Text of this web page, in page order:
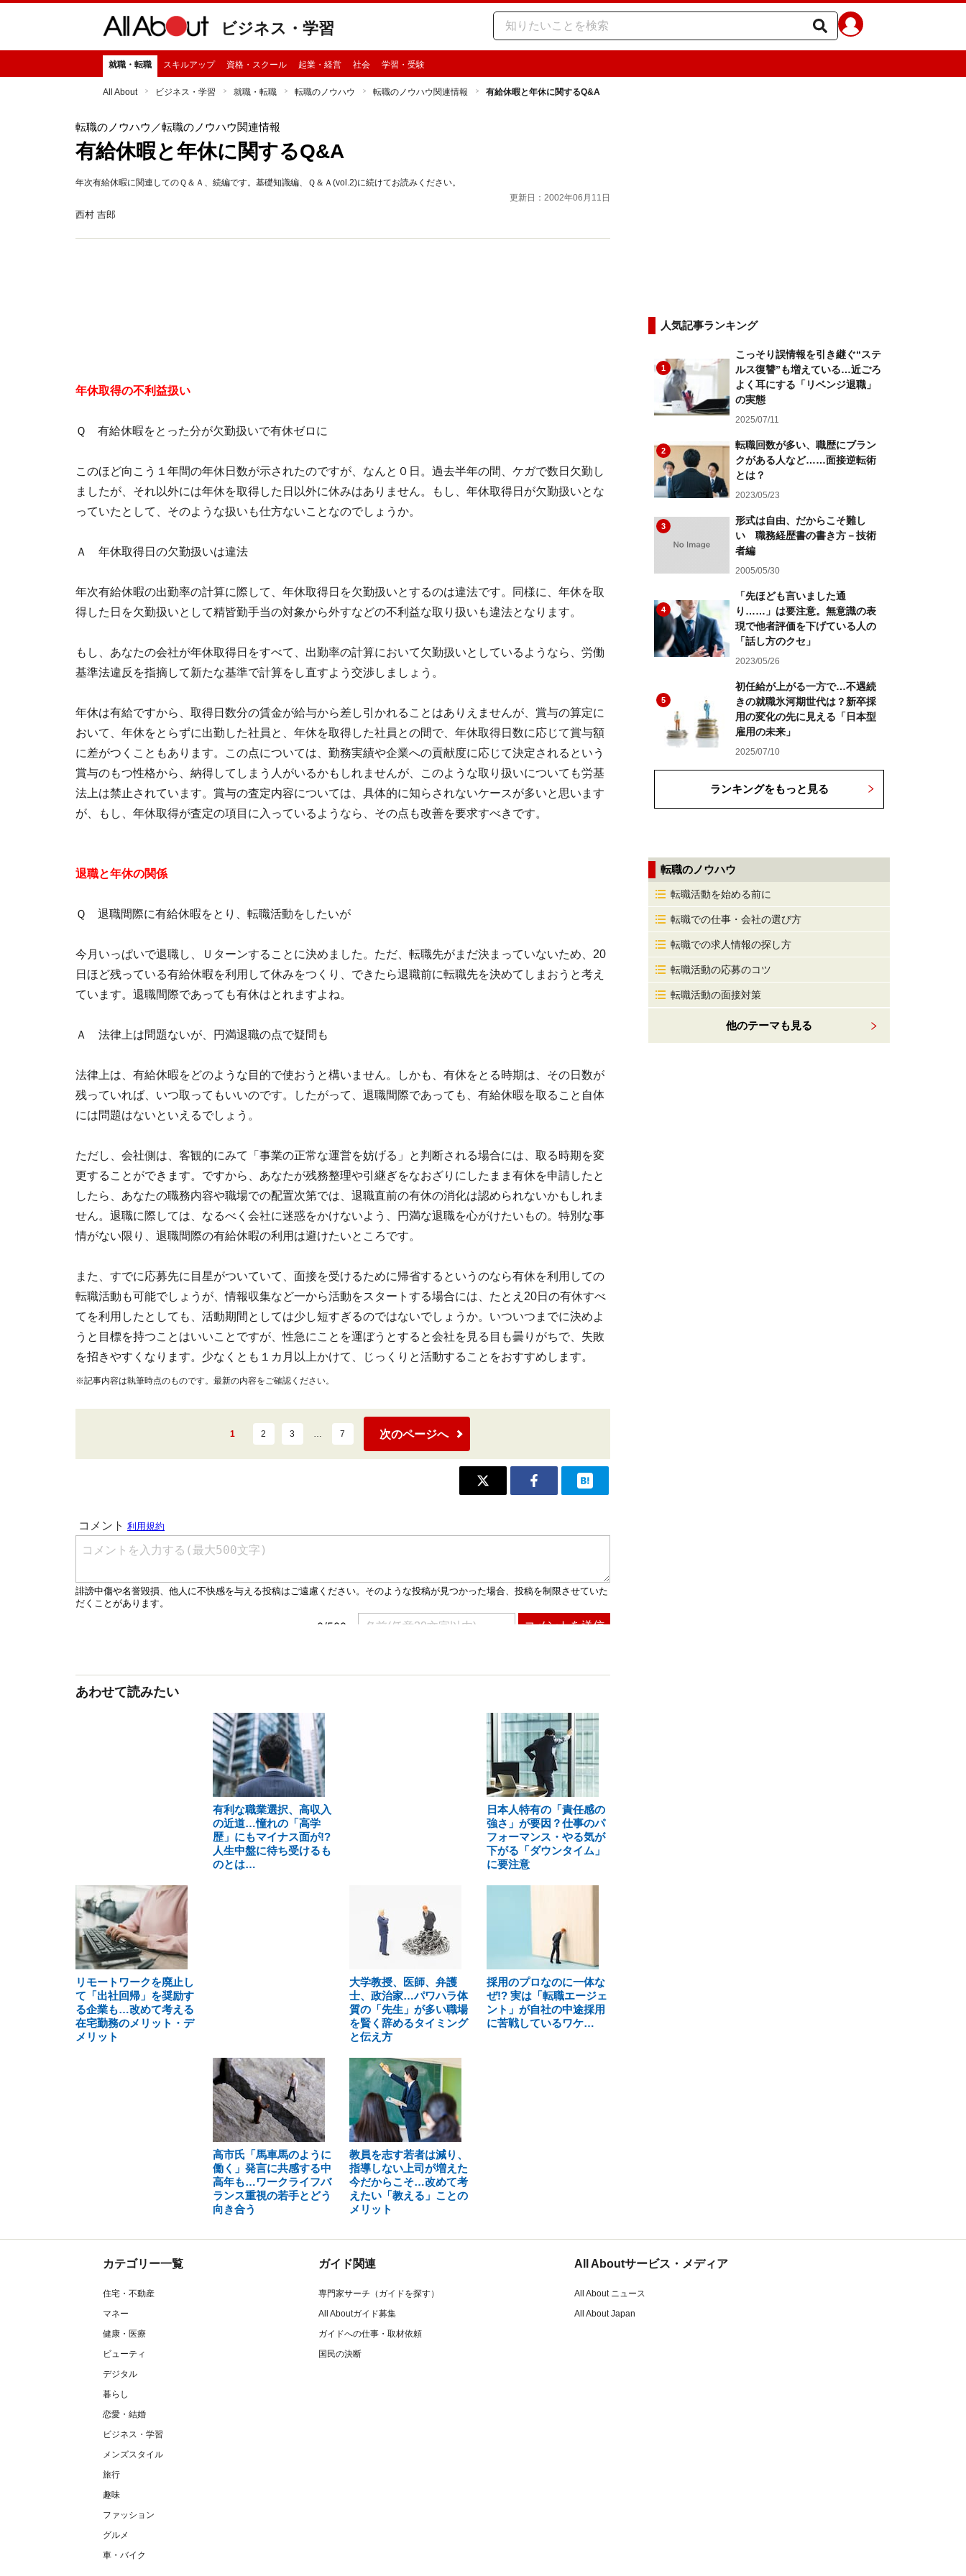
ビジネス・学習
就職・転職 スキルアップ 資格・スクール 起業・経営 社会 学習・受験
All About ビジネス・学習 就職・転職 転職のノウハウ 転職のノウハウ関連情報 有給休暇と年休に関するQ&A
転職のノウハウ ／転職のノウハウ関連情報
有給休暇と年休に関するQ&A
年次有給休暇に関連してのＱ＆Ａ、続編です。基礎知識編、Ｑ＆Ａ(vol.2)に続けてお読みください。
更新日：2002年06月11日
西村 吉郎
年休取得の不利益扱い
Ｑ 有給休暇をとった分が欠勤扱いで有休ゼロに
このほど向こう１年間の年休日数が示されたのですが、なんと０日。過去半年の間、ケガで数日欠勤し
ましたが、それ以外には年休を取得した日以外に休みはありません。もし、年休取得日が欠勤扱いとな
っていたとして、そのような扱いも仕方ないことなのでしょうか。
Ａ 年休取得日の欠勤扱いは違法
年次有給休暇の出勤率の計算に際して、年休取得日を欠勤扱いとするのは違法です。同様に、年休を取
得した日を欠勤扱いとして精皆勤手当の対象から外すなどの不利益な取り扱いも違法となります。
もし、あなたの会社が年休取得日をすべて、出勤率の計算において欠勤扱いとしているようなら、労働
基準法違反を指摘して新たな基準で計算をし直すよう交渉しましょう。
年休は有給ですから、取得日数分の賃金が給与から差し引かれることはありえませんが、賞与の算定に
おいて、年休をとらずに出勤した社員と、年休を取得した社員との間で、年休取得日数に応じて賞与額
に差がつくこともあります。この点については、勤務実績や企業への貢献度に応じて決定されるという
賞与のもつ性格から、納得してしまう人がいるかもしれませんが、このような取り扱いについても労基
法上は禁止されています。賞与の査定内容については、具体的に知らされないケースが多いと思います
が、もし、年休取得が査定の項目に入っているようなら、その点も改善を要求すべきです。
退職と年休の関係
Ｑ 退職間際に有給休暇をとり、転職活動をしたいが
今月いっぱいで退職し、Ｕターンすることに決めました。ただ、転職先がまだ決まっていないため、20
日ほど残っている有給休暇を利用して休みをつくり、できたら退職前に転職先を決めてしまおうと考え
ています。退職間際であっても有休はとれますよね。
Ａ 法律上は問題ないが、円満退職の点で疑問も
法律上は、有給休暇をどのような目的で使おうと構いません。しかも、有休をとる時期は、その日数が
残っていれば、いつ取ってもいいのです。したがって、退職間際であっても、有給休暇を取ること自体
には問題はないといえるでしょう。
ただし、会社側は、客観的にみて「事業の正常な運営を妨げる」と判断される場合には、取る時期を変
更することができます。ですから、あなたが残務整理や引継ぎをなおざりにしたまま有休を申請したと
したら、あなたの職務内容や職場での配置次第では、退職直前の有休の消化は認められないかもしれま
せん。退職に際しては、なるべく会社に迷惑をかけないよう、円満な退職を心がけたいもの。特別な事
情がない限り、退職間際の有給休暇の利用は避けたいところです。
また、すでに応募先に目星がついていて、面接を受けるために帰省するというのなら有休を利用しての
転職活動も可能でしょうが、情報収集など一から活動をスタートする場合には、たとえ20日の有休すべ
てを利用したとしても、活動期間としては少し短すぎるのではないでしょうか。いついつまでに決めよ
うと目標を持つことはいいことですが、性急にことを運ぼうとすると会社を見る目も曇りがちで、失敗
を招きやすくなります。少なくとも１カ月以上かけて、じっくりと活動することをおすすめします。
※記事内容は執筆時点のものです。最新の内容をご確認ください。
1 2 3 … 7 次のページへ
あわせて読みたい
有利な職業選択、高収入
の近道…憧れの「高学
歴」にもマイナス面が!?
人生中盤に待ち受けるも
のとは…
日本人特有の「責任感の
強さ」が要因？仕事のパ
フォーマンス・やる気が
下がる「ダウンタイム」
に要注意
リモートワークを廃止し
て「出社回帰」を奨励す
る企業も…改めて考える
在宅勤務のメリット・デ
メリット
大学教授、医師、弁護
士、政治家…パワハラ体
質の「先生」が多い職場
を賢く辞めるタイミング
と伝え方
採用のプロなのに一体な
ぜ!? 実は「転職エージェ
ント」が自社の中途採用
に苦戦しているワケ…
高市氏「馬車馬のように
働く」発言に共感する中
高年も…ワークライフバ
ランス重視の若手とどう
向き合う
教員を志す若者は減り、
指導しない上司が増えた
今だからこそ…改めて考
えたい「教える」ことの
メリット
人気記事ランキング
1
こっそり誤情報を引き継ぐ“ステ
ルス復讐”も増えている…近ごろ
よく耳にする「リベンジ退職」
の実態
2025/07/11
2
転職回数が多い、職歴にブラン
クがある人など……面接逆転術
とは？
2023/05/23
3
形式は自由、だからこそ難し
い 職務経歴書の書き方－技術
者編
2005/05/30
4
「先ほども言いました通
り……」は要注意。無意識の表
現で他者評価を下げている人の
「話し方のクセ」
2023/05/26
5
初任給が上がる一方で…不遇続
きの就職氷河期世代は？新卒採
用の変化の先に見える「日本型
雇用の未来」
2025/07/10
ランキングをもっと見る
転職のノウハウ
転職活動を始める前に
転職での仕事・会社の選び方
転職での求人情報の探し方
転職活動の応募のコツ
転職活動の面接対策
他のテーマも見る
カテゴリー一覧
住宅・不動産
マネー
健康・医療
ビューティ
デジタル
暮らし
恋愛・結婚
ビジネス・学習
メンズスタイル
旅行
趣味
ファッション
グルメ
車・バイク
ガイド関連
専門家サーチ（ガイドを探す）
All Aboutガイド募集
ガイドへの仕事・取材依頼
国民の決断
All Aboutサービス・メディア
All About ニュース
All About Japan